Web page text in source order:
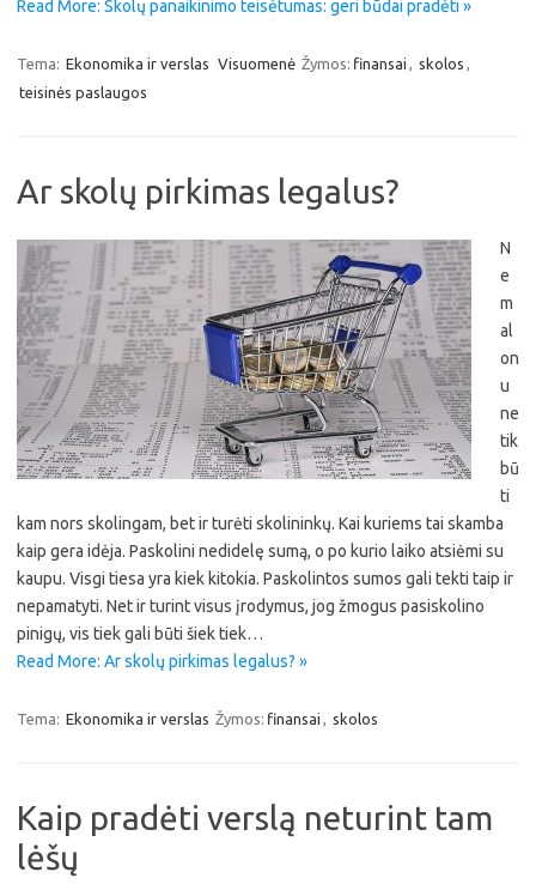
Read More: Skolų panaikinimo teisėtumas: geri būdai pradėti »
Tema: Ekonomika ir verslas Visuomenė Žymos: finansai , skolos ,
teisinės paslaugos
Ar skolų pirkimas legalus?
N
e
m
al
on
u
ne
tik
bū
ti
kam nors skolingam, bet ir turėti skolininkų. Kai kuriems tai skamba
kaip gera idėja. Paskolini nedidelę sumą, o po kurio laiko atsiėmi su
kaupu. Visgi tiesa yra kiek kitokia. Paskolintos sumos gali tekti taip ir
nepamatyti. Net ir turint visus įrodymus, jog žmogus pasiskolino
pinigų, vis tiek gali būti šiek tiek…
Read More: Ar skolų pirkimas legalus? »
Tema: Ekonomika ir verslas Žymos: finansai , skolos
Kaip pradėti verslą neturint tam
lėšų